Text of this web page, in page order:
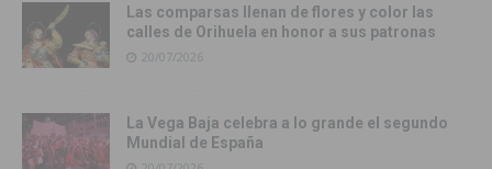
Las comparsas llenan de flores y color las
calles de Orihuela en honor a sus patronas
20/07/2026
La Vega Baja celebra a lo grande el segundo
Mundial de España